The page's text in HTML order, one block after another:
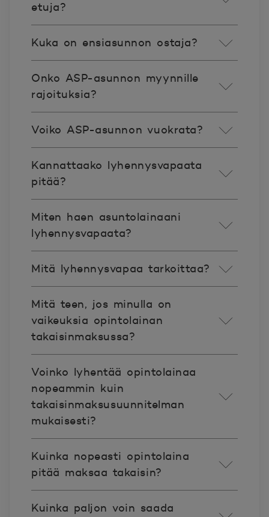
etuja?
Kuka on ensiasunnon ostaja?
Onko ASP-asunnon myynnille
rajoituksia?
Voiko ASP-asunnon vuokrata?
Kannattaako lyhennysvapaata
pitää?
Miten haen asuntolainaani
lyhennysvapaata?
Mitä lyhennysvapaa tarkoittaa?
Mitä teen, jos minulla on
vaikeuksia opintolainan
takaisinmaksussa?
Voinko lyhentää opintolainaa
nopeammin kuin
takaisinmaksusuunnitelman
mukaisesti?
Kuinka nopeasti opintolaina
pitää maksaa takaisin?
Kuinka paljon voin saada